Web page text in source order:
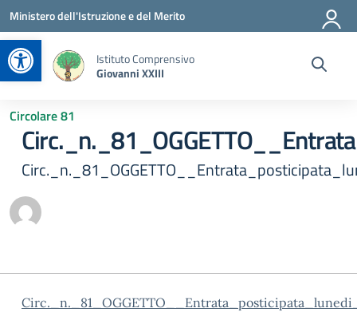
Apri la barra degli strumenti
Vai ai contenuti
Vai al menu di navigazione
Vai al footer
Ministero dell'Istruzione e del Merito
Istituto Comprensivo
Giovanni XXIII
Circolare 81